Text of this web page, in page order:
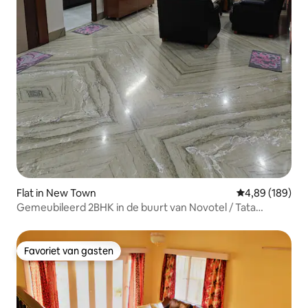
Flat in New Town Gemiddelde
4,89 (189)
Gemeubileerd 2BHK in de buurt van Novotel / Tata
Favoriet van gasten
Favoriet van gasten